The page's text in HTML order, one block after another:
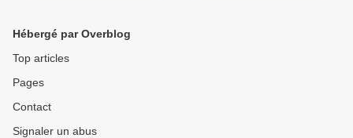
Hébergé par Overblog
Top articles
Pages
Contact
Signaler un abus